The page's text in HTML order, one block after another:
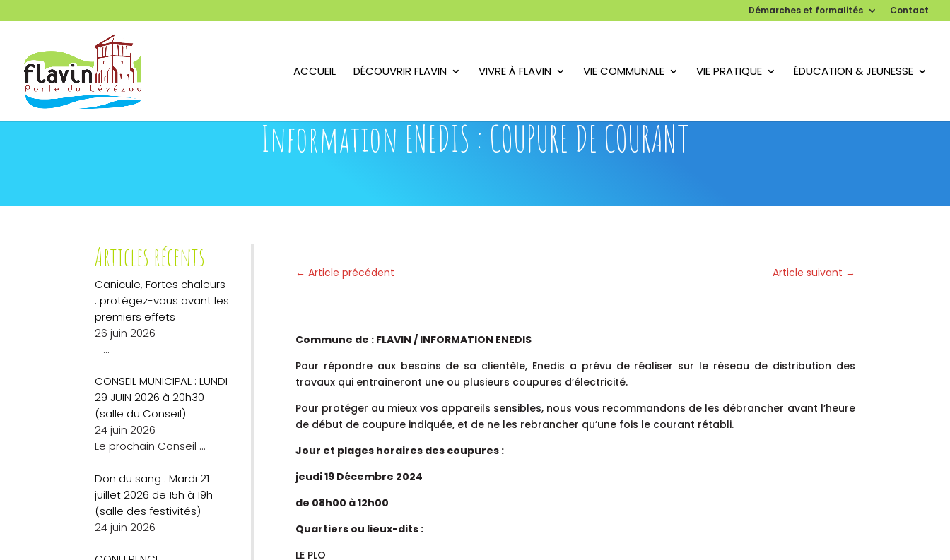
Démarches et formalités Contact
ACCUEIL DÉCOUVRIR FLAVIN VIVRE À FLAVIN VIE COMMUNALE VIE PRATIQUE ÉDUCATION & JEUNESSE
Information ENEDIS : COUPURE DE COURANT
Articles récents
Canicule, Fortes chaleurs
: protégez-vous avant les
premiers effets
26 juin 2026
…
CONSEIL MUNICIPAL : LUNDI
29 JUIN 2026 à 20h30
(salle du Conseil)
24 juin 2026
Le prochain Conseil …
Don du sang : Mardi 21
juillet 2026 de 15h à 19h
(salle des festivités)
24 juin 2026
← Article précédent Article suivant →
Commune de : FLAVIN / INFORMATION ENEDIS
Pour répondre aux besoins de sa clientèle, Enedis a prévu de réaliser sur le réseau de distribution des
travaux qui entraîneront une ou plusieurs coupures d’électricité.
Pour protéger au mieux vos appareils sensibles, nous vous recommandons de les débrancher avant l’heure
de début de coupure indiquée, et de ne les rebrancher qu’une fois le courant rétabli.
Jour et plages horaires des coupures :
jeudi 19 Décembre 2024
de 08h00 à 12h00
Quartiers ou lieux-dits :
LE PLO